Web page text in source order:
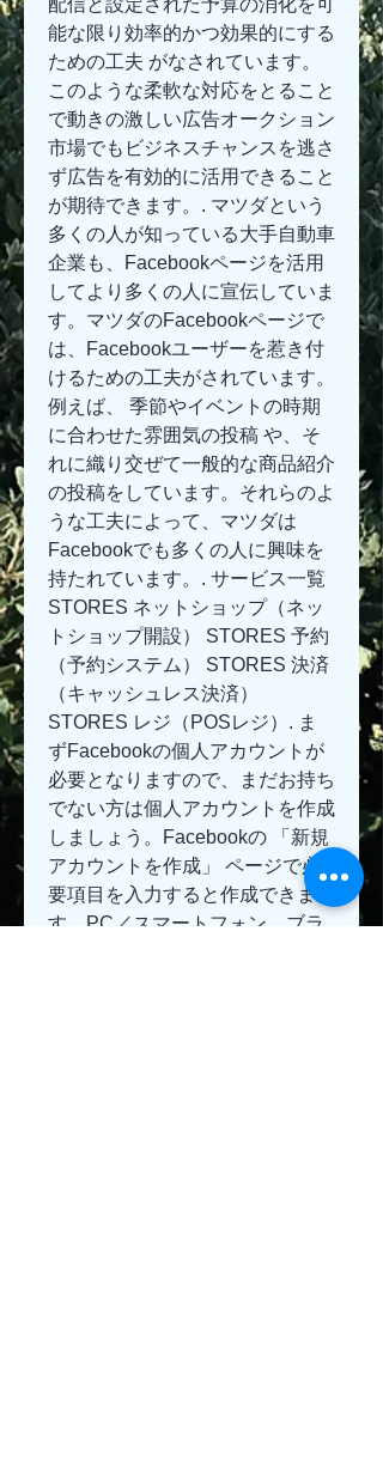
配信と設定された予算の消化を可
能な限り効率的かつ効果的にする
ための工夫 がなされています。
このような柔軟な対応をとること
で動きの激しい広告オークション
市場でもビジネスチャンスを逃さ
ず広告を有効的に活用できること
が期待できます。. マツダという
多くの人が知っている大手自動車
企業も、Facebookページを活用
してより多くの人に宣伝していま
す。マツダのFacebookページで
は、Facebookユーザーを惹き付
けるための工夫がされています。
例えば、 季節やイベントの時期
に合わせた雰囲気の投稿 や、そ
れに織り交ぜて一般的な商品紹介
の投稿をしています。それらのよ
うな工夫によって、マツダは
Facebookでも多くの人に興味を
持たれています。. サービス一覧
STORES ネットショップ（ネッ
トショップ開設） STORES 予約
（予約システム） STORES 決済
（キャッシュレス決済）
STORES レジ（POSレジ）. ま
ずFacebookの個人アカウントが
必要となりますので、まだお持ち
でない方は個人アカウントを作成
しましょう。Facebookの 「新規
アカウントを作成」 ページで必
要項目を入力すると作成できま
す。PC／スマートフォン、ブラ